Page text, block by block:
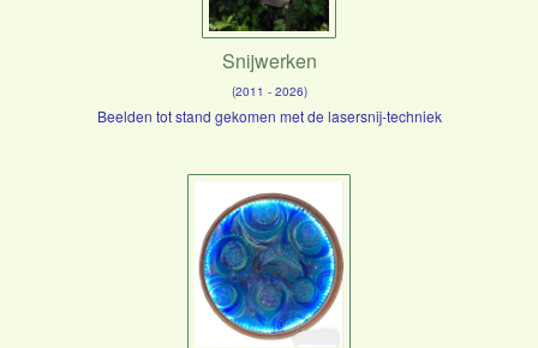
Snijwerken
(2011 - 2026)
Beelden tot stand gekomen met de lasersnij-techniek